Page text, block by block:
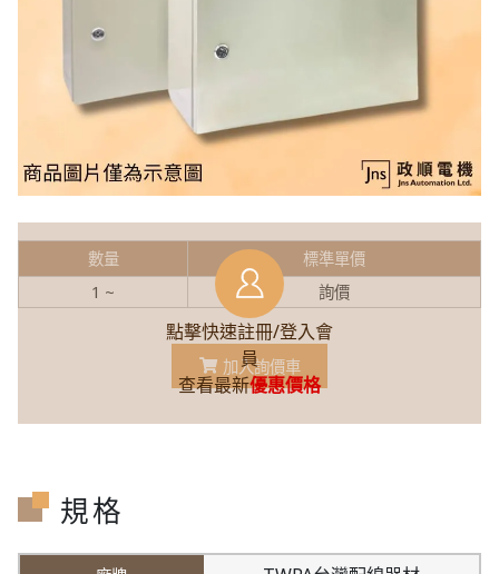
點擊快速註冊/登入會
員
查看最新優惠價格
數量
標準單價
1 ~
詢價
加入詢價車
規格